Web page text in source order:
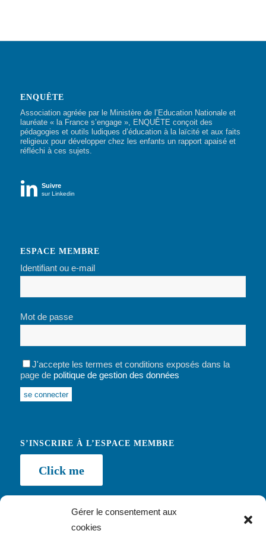
Gérer le consentement aux
cookies
ENQUÊTE
Association agréée par le Ministère de l’Education Nationale et
lauréate « la France s’engage », ENQUÊTE conçoit des
pédagogies et outils ludiques d’éducation à la laïcité et aux faits
religieux pour développer chez les enfants un rapport apaisé et
réfléchi à ces sujets.
 Suivre
sur Linkedin
ESPACE MEMBRE
Identifiant ou e-mail
Mot de passe
J'accepte les termes et conditions exposés dans la
page de politique de gestion des données
Alternative:
S’INSCRIRE À L’ESPACE MEMBRE
Click me